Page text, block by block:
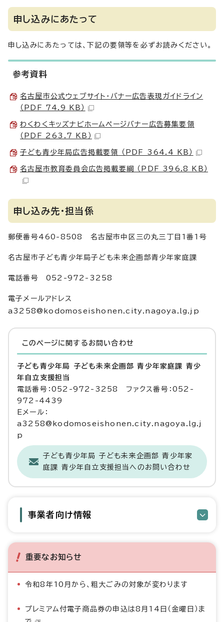
申し込みにあたって
申し込みにあたっては、下記の要領等を必ずお読みください。
参考資料
名古屋市公式ウェブサイト・バナー広告表現ガイドライン
（PDF 74.9 KB）
わくわくキッズナビホームページバナー広告募集要領
（PDF 263.7 KB）
子ども青少年局広告掲載要領 （PDF 364.4 KB）
名古屋市教育委員会広告掲載要綱 （PDF 396.8 KB）
申し込み先・担当係
郵便番号460-8508 名古屋市中区三の丸三丁目1番1号
名古屋市子ども青少年局子ども未来企画部青少年家庭課
電話番号 052-972-3258
電子メールアドレス
a3258@kodomoseishonen.city.nagoya.lg.jp
このページに関する お問い合わせ
子ども青少年局 子ども未来企画部 青少年家庭課 青少
年自立支援担当
電話番号：052-972-3258 ファクス番号：052-
972-4439
Eメール：
a3258@kodomoseishonen.city.nagoya.lg.j
p
子ども青少年局 子ども未来企画部 青少年家
庭課 青少年自立支援担当へのお問い合わせ
事業者向け情報
重要なお知らせ
令和8年10月から、粗大ごみの対象が変わります
プレミアム付電子商品券の申込は8月14日（金曜日）ま